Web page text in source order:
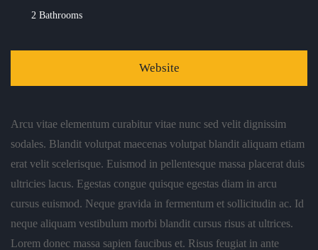
2 Bathrooms
Website
Arcu vitae elementum curabitur vitae nunc sed velit dignissim
sodales. Blandit volutpat maecenas volutpat blandit aliquam etiam
erat velit scelerisque. Euismod in pellentesque massa placerat duis
ultricies lacus. Egestas congue quisque egestas diam in arcu
cursus euismod. Neque gravida in fermentum et sollicitudin ac. Id
neque aliquam vestibulum morbi blandit cursus risus at ultrices.
Lorem donec massa sapien faucibus et. Risus feugiat in ante